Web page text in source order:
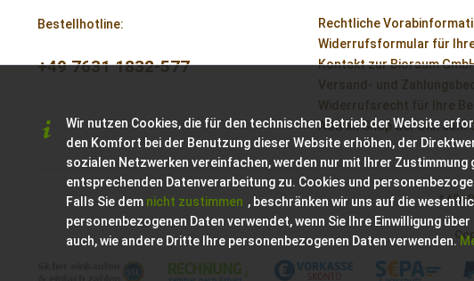
Bestellhotline:
+49 7631 1832-577
Rechtliche
Widerrufsformular für
Kontakt zur Bioraum
Versand- und
Widerrufsrecht für Ihre
AGB im Shop der Bioraum
* Alle
Wir nutzen Cookies, die für den technischen Betrieb der Website
den Komfort bei der Benutzung dieser Website erhöhen, der
sozialen Netzwerken vereinfachen, werden nur mit Ihrer
entsprechenden Datenverarbeitung zu. Cookies und
Falls Sie dem nicht zustimmen , beschränken wir uns auf die
personenbezogenen Daten verwendet, wenn Sie Ihre Einwilligung
auch, wie andere Dritte Ihre personenbezogenen Daten verwenden.